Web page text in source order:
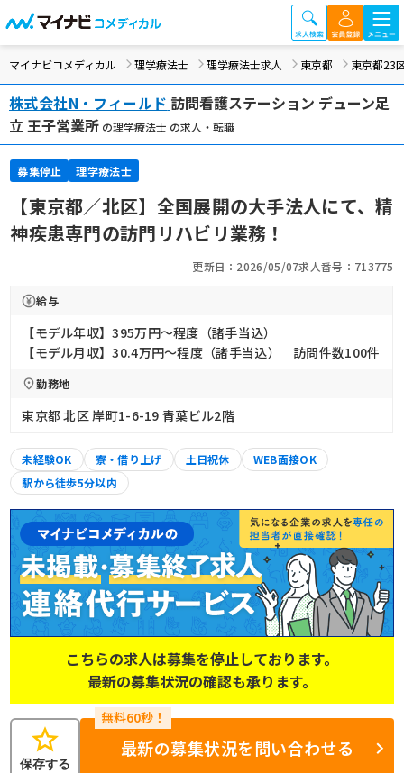
マイナビコメディカル 理学療法士 理学療法士求人 東京都 東京都23
株式会社N・フィールド 訪問看護ステーション デューン足
立 王子営業所 の理学療法士 の求人・転職
募集停止 理学療法士
【東京都／北区】全国展開の大手法人にて、精
神疾患専門の訪門リハビリ業務！
更新日：2026/05/07求人番号：713775
給与
【モデル年収】395万円〜程度（諸手当込）
【モデル月収】30.4万円〜程度（諸手当込） 訪問件数100件
勤務地
東京都 北区 岸町1-6-19 青葉ビル2階
未経験OK 寮・借り上げ 土日祝休
WEB面接OK
駅から徒歩5分以内
こちらの求人は募集を停止しております。
最新の募集状況の確認も承ります。
star
保存する
最新の募集状況を問い合わせる